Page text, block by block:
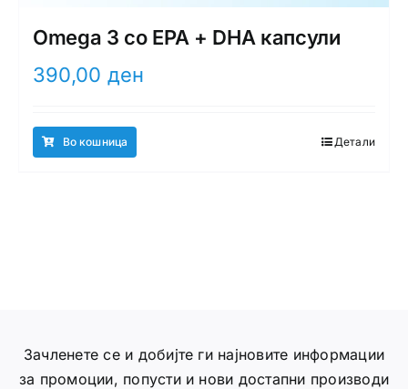
Omega 3 со EPA + DHA капсули
390,00 ден
Во кошница Детали
Зачленете се и добијте ги најновите информации
за промоции, попусти и нови достапни производи